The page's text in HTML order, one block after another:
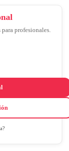
profesionales.